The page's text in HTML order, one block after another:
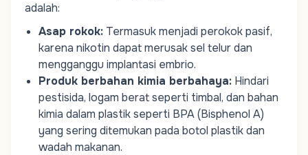
adalah:
Asap rokok: Termasuk menjadi perokok pasif,
karena nikotin dapat merusak sel telur dan
mengganggu implantasi embrio.
Produk berbahan kimia berbahaya: Hindari
pestisida, logam berat seperti timbal, dan bahan
kimia dalam plastik seperti BPA (Bisphenol A)
yang sering ditemukan pada botol plastik dan
wadah makanan.